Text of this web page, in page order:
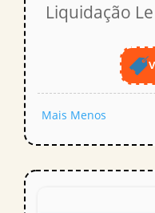
Liquidação
Mais Menos